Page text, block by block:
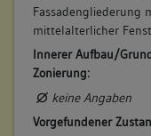
Fassadengliederung
mittelalterlicher
Innerer Aufbau/
Zonierung:
keine Angaben
Vorgefundener